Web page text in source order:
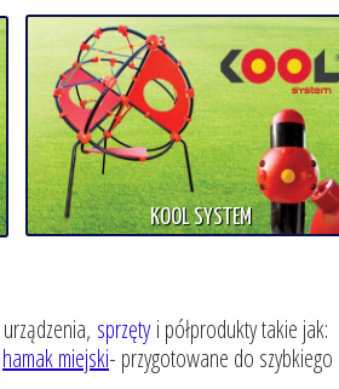
sprzętyi półprodukty takie jak:
hamak miejski- przygotowane do szybkiego
KOOL SYSTEM